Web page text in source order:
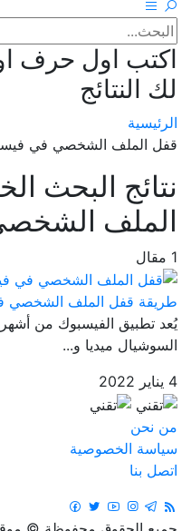
اكتب اول حرف
لك النتائج
الرئيسية
قفل الملف الشخصي في
نتائج البحث
الملف
1 مقال
طريقة قفل الملف الشخصي
يُعد تطبيق الفيسبوك من أشهر
السوشيال ميديا و...
4 يناير 2022
من نحن
سياسة الخصوصية
اتصل بنا